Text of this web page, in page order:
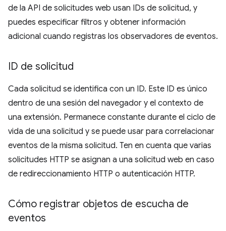
de la API de solicitudes web usan IDs de solicitud, y
puedes especificar filtros y obtener información
adicional cuando registras los observadores de eventos.
ID de solicitud
Cada solicitud se identifica con un ID. Este ID es único
dentro de una sesión del navegador y el contexto de
una extensión. Permanece constante durante el ciclo de
vida de una solicitud y se puede usar para correlacionar
eventos de la misma solicitud. Ten en cuenta que varias
solicitudes HTTP se asignan a una solicitud web en caso
de redireccionamiento HTTP o autenticación HTTP.
Cómo registrar objetos de escucha de
eventos